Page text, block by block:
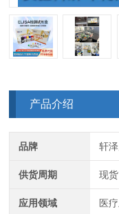
产品介绍
品牌 轩
供货周期 现货
应用领域 医